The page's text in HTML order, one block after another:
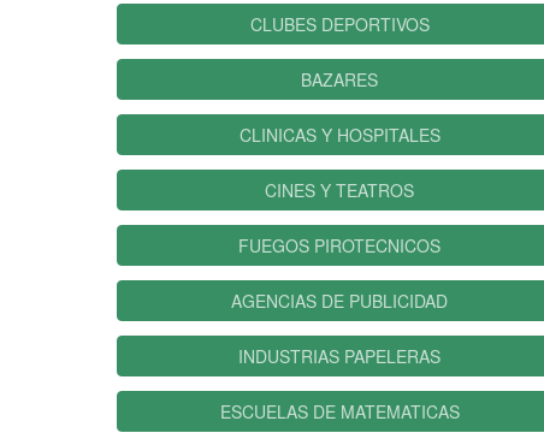
CLUBES DEPORTIVOS
BAZARES
CLINICAS Y HOSPITALES
CINES Y TEATROS
FUEGOS PIROTECNICOS
AGENCIAS DE PUBLICIDAD
INDUSTRIAS PAPELERAS
ESCUELAS DE MATEMATICAS